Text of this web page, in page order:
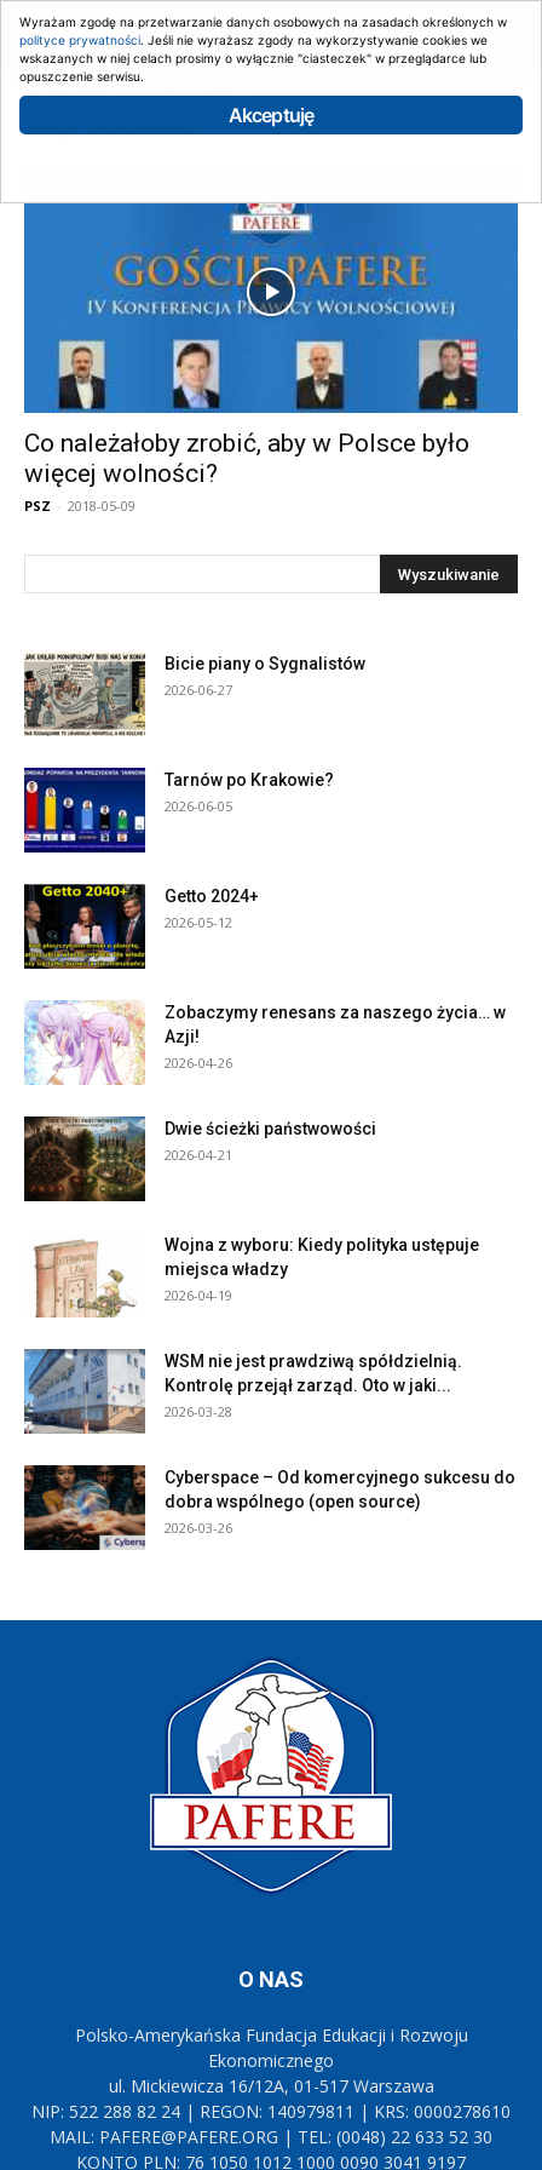
Strona główna
Tag: Sośnierz
Co należałoby zrobić, aby w Polsce było
więcej wolności?
PSZ - 2018-05-09
Bicie piany o Sygnalistów
2026-06-27
Tarnów po Krakowie?
2026-06-05
Getto 2024+
2026-05-12
Zobaczymy renesans za naszego życia… w
Azji!
2026-04-26
Dwie ścieżki państwowości
2026-04-21
Wojna z wyboru: Kiedy polityka ustępuje
miejsca władzy
2026-04-19
WSM nie jest prawdziwą spółdzielnią.
Kontrolę przejął zarząd. Oto w jaki...
2026-03-28
Cyberspace – Od komercyjnego sukcesu do
dobra wspólnego (open source)
2026-03-26
O NAS
Polsko-Amerykańska Fundacja Edukacji i Rozwoju
Ekonomicznego
ul. Mickiewicza 16/12A, 01-517 Warszawa
NIP: 522 288 82 24 | REGON: 140979811 | KRS: 0000278610
MAIL: PAFERE@PAFERE.ORG | TEL: (0048) 22 633 52 30
KONTO PLN: 76 1050 1012 1000 0090 3041 9197
Wyrażam zgodę na przetwarzanie danych osobowych na zasadach określonych w
polityce prywatności. Jeśli nie wyrażasz zgody na wykorzystywanie cookies we
wskazanych w niej celach prosimy o wyłącznie "ciasteczek" w przeglądarce lub
opuszczenie serwisu.
Akceptuję